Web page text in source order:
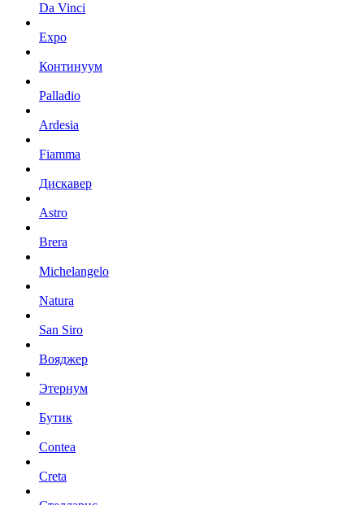
Da Vinci
Expo
Континуум
Palladio
Ardesia
Fiamma
Дискавер
Astro
Brera
Michelangelo
Natura
San Siro
Вояджер
Этернум
Бутик
Contea
Creta